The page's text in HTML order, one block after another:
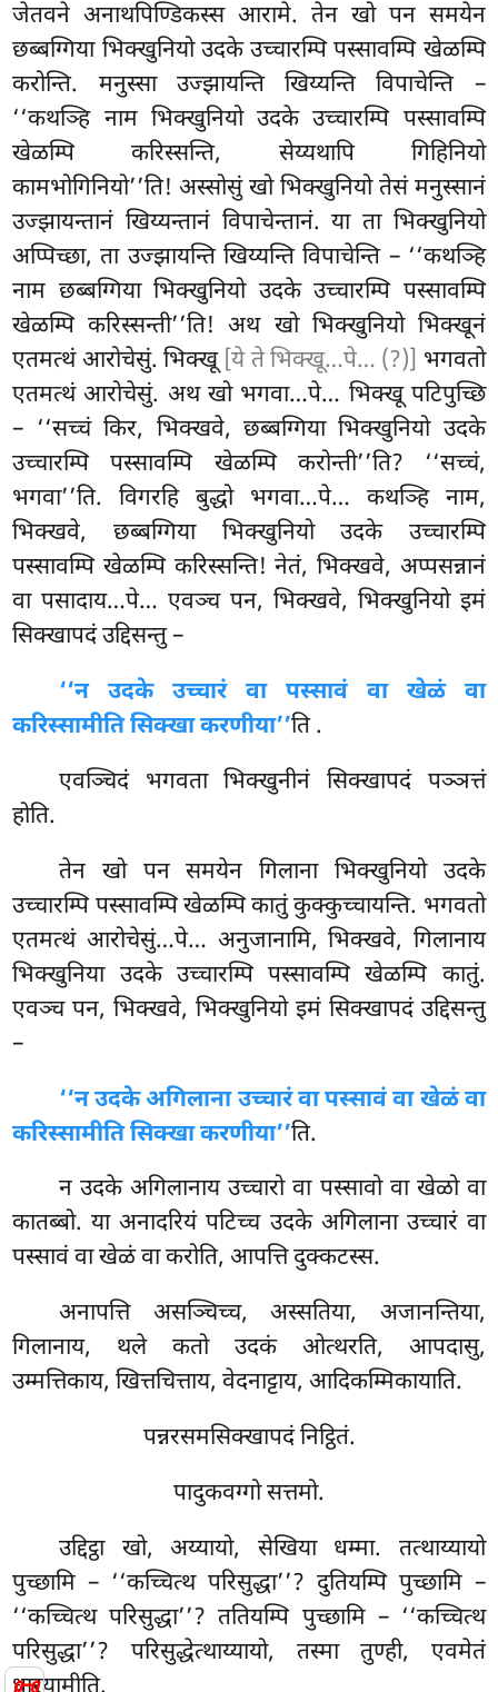
जेतवने अनाथपिण्डिकस्स आरामे. तेन खो पन समयेन
छब्बग्गिया भिक्खुनियो उदके उच्चारम्पि पस्सावम्पि खेळम्पि
करोन्ति. मनुस्सा उज्झायन्ति खिय्यन्ति विपाचेन्ति –
‘‘कथञ्हि नाम भिक्खुनियो उदके उच्चारम्पि पस्सावम्पि
खेळम्पि करिस्सन्ति, सेय्यथापि गिहिनियो
कामभोगिनियो’’ति! अस्सोसुं खो भिक्खुनियो तेसं मनुस्सानं
उज्झायन्तानं खिय्यन्तानं विपाचेन्तानं. या ता भिक्खुनियो
अप्पिच्छा, ता उज्झायन्ति खिय्यन्ति विपाचेन्ति – ‘‘कथञ्हि
नाम छब्बग्गिया भिक्खुनियो उदके उच्चारम्पि पस्सावम्पि
खेळम्पि करिस्सन्ती’’ति! अथ खो भिक्खुनियो भिक्खूनं
एतमत्थं आरोचेसुं. भिक्खू [ये ते भिक्खू…पे… (?)] भगवतो
एतमत्थं आरोचेसुं. अथ खो भगवा…पे… भिक्खू पटिपुच्छि
– ‘‘सच्चं किर, भिक्खवे, छब्बग्गिया भिक्खुनियो उदके
उच्चारम्पि पस्सावम्पि खेळम्पि करोन्ती’’ति? ‘‘सच्चं,
भगवा’’ति. विगरहि बुद्धो भगवा…पे… कथञ्हि नाम,
भिक्खवे, छब्बग्गिया भिक्खुनियो उदके उच्चारम्पि
पस्सावम्पि खेळम्पि करिस्सन्ति! नेतं, भिक्खवे, अप्पसन्नानं
वा पसादाय…पे… एवञ्च पन, भिक्खवे, भिक्खुनियो इमं
सिक्खापदं उद्दिसन्तु –
‘‘न उदके उच्चारं वा पस्सावं वा खेळं वा
करिस्सामीति सिक्खा करणीया’’ति.
एवञ्चिदं भगवता भिक्खुनीनं सिक्खापदं पञ्ञत्तं
होति.
तेन खो पन समयेन गिलाना भिक्खुनियो उदके
उच्चारम्पि पस्सावम्पि खेळम्पि कातुं कुक्कुच्चायन्ति. भगवतो
एतमत्थं आरोचेसुं…पे… अनुजानामि, भिक्खवे, गिलानाय
भिक्खुनिया उदके उच्चारम्पि पस्सावम्पि खेळम्पि कातुं.
एवञ्च पन, भिक्खवे, भिक्खुनियो इमं सिक्खापदं उद्दिसन्तु
–
‘‘न उदके अगिलाना उच्चारं वा पस्सावं वा खेळं वा
करिस्सामीति सिक्खा करणीया’’ति.
नउदके अगिलानाय उच्चारो वा पस्सावो वा खेळो वा
कातब्बो. या अनादरियं पटिच्च उदके अगिलाना उच्चारं वा
पस्सावं वा खेळं वा करोति, आपत्ति दुक्कटस्स.
अनापत्ति असञ्चिच्च, अस्सतिया, अजानन्तिया,
गिलानाय, थले कतो उदकं ओत्थरति, आपदासु,
उम्मत्तिकाय, खित्तचित्ताय, वेदनाट्टाय, आदिकम्मिकायाति.
पन्नरसमसिक्खापदं निट्ठितं.
पादुकवग्गो सत्तमो.
उद्दिट्ठा खो, अय्यायो, सेखिया धम्मा. तत्थाय्यायो
पुच्छामि – ‘‘कच्चित्थ परिसुद्धा’’? दुतियम्पि पुच्छामि –
‘‘कच्चित्थ परिसुद्धा’’? ततियम्पि पुच्छामि – ‘‘कच्चित्थ
परिसुद्धा’’? परिसुद्धेत्थाय्यायो, तस्मा तुण्ही, एवमेतं